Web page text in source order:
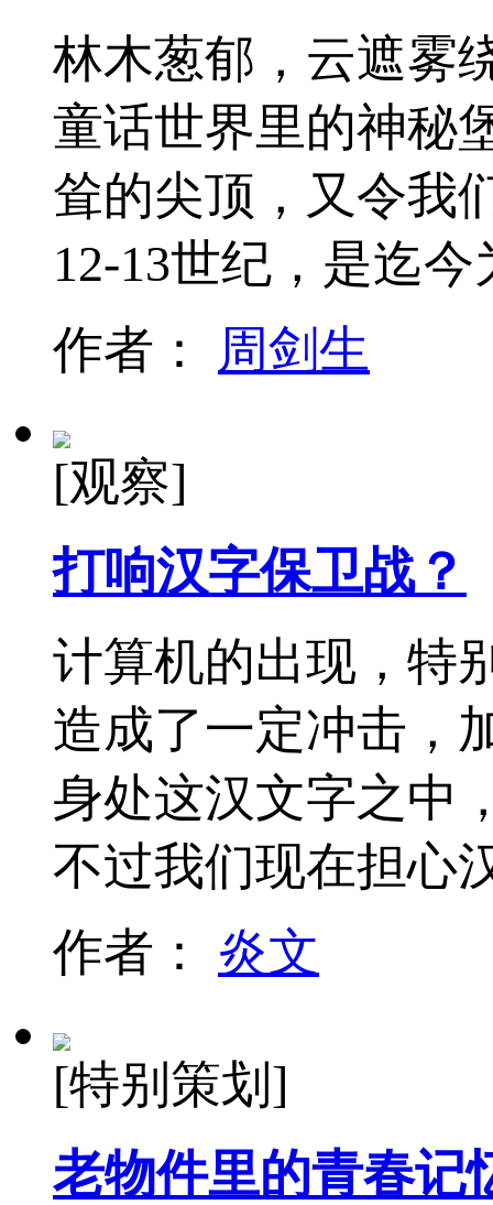
林木葱郁，云遮雾
童话世界里的神秘
耸的尖顶，又令我
12-13世纪，是迄
作者： 周剑生
[观察]
打响汉字保卫战？
计算机的出现，特
造成了一定冲击，
身处这汉文字之中
不过我们现在担
作者： 炎文
[特别策划]
老物件里的青春记